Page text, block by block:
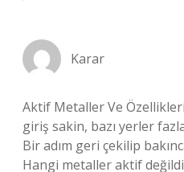
Karar
Aktif Metaller Ve
giriş sakin, bazı yerler
Bir adım geri çekilip
Hangi metaller aktif